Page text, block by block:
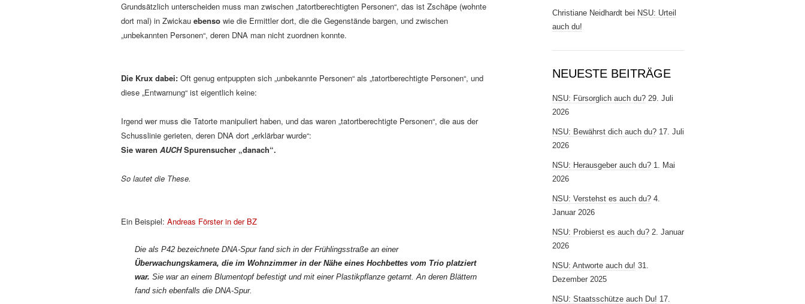
Grundsätzlich unterscheiden muss man zwischen „tatortberechtigten Personen“, das ist Zschäpe (wohnte
dort mal) in Zwickau ebenso wie die Ermittler dort, die die Gegenstände bargen, und zwischen
„unbekannten Personen“, deren DNA man nicht zuordnen konnte.
Die Krux dabei: Oft genug entpuppten sich „unbekannte Personen“ als „tatortberechtigte Personen“, und
diese „Entwarnung“ ist eigentlich keine:
Irgend wer muss die Tatorte manipuliert haben, und das waren „tatortberechtigte Personen“, die aus der
Schusslinie gerieten, deren DNA dort „erklärbar wurde“:
Sie waren AUCHSpurensucher „danach“.
So lautet die These.
Ein Beispiel: Andreas Förster in der BZ
Die als P42 bezeichnete DNA-Spur fand sich in der Frühlingsstraße an einer
Überwachungskamera, die im Wohnzimmer in der Nähe eines Hochbettes vom Trio platziert
war. Sie war an einem Blumentopf befestigt und mit einer Plastikpflanze getarnt. An deren Blättern
fand sich ebenfalls die DNA-Spur.
Christiane Neidhardt bei NSU: Urteil
auch du!
NEUESTE BEITRÄGE
NSU: Fürsorglich auch du? 29. Juli
2026
NSU: Bewährst dich auch du? 17. Juli
2026
NSU: Herausgeber auch du? 1. Mai
2026
NSU: Verstehst es auch du? 4.
Januar 2026
NSU: Probierst es auch du? 2. Januar
2026
NSU: Antworte auch du! 31.
Dezember 2025
NSU: Staatsschütze auch Du! 17.